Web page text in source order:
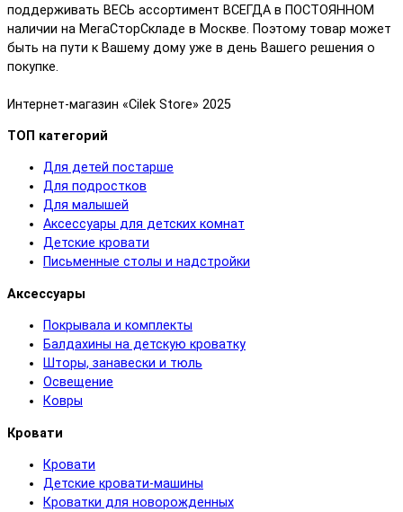
поддерживать ВЕСЬ ассортимент ВСЕГДА в ПОСТОЯННОМ
наличии на МегаСторСкладе в Москве. Поэтому товар может
быть на пути к Вашему дому уже в день Вашего решения о
покупке.
Интернет-магазин «Cilek Store» 2025
ТОП категорий
Для детей постарше
Для подростков
Для малышей
Аксессуары для детских комнат
Детские кровати
Письменные столы и надстройки
Аксессуары
Покрывала и комплекты
Балдахины на детскую кроватку
Шторы, занавески и тюль
Освещение
Ковры
Кровати
Кровати
Детские кровати-машины
Кроватки для новорожденных